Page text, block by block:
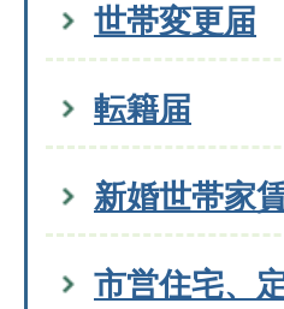
世帯変更届
転籍届
新婚世帯家
市営住宅、